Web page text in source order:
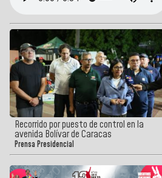
Recorrido por puesto de control en la
avenida Bolívar de Caracas
Prensa Presidencial